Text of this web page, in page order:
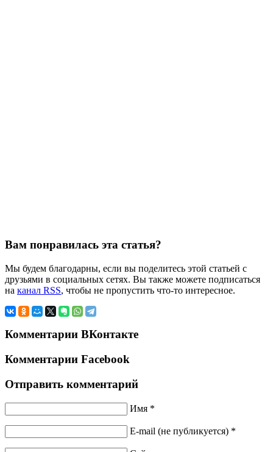
Вам понравилась эта статья?
Мы будем благодарны, если вы поделитесь этой статьей с
друзьями в социальных сетях. Вы также можете подписаться
на канал RSS, чтобы не пропустить что-то интересное.
Комментарии ВКонтакте
Комментарии Facebook
Отправить комментарий
Имя *
E-mail (не публикуется) *